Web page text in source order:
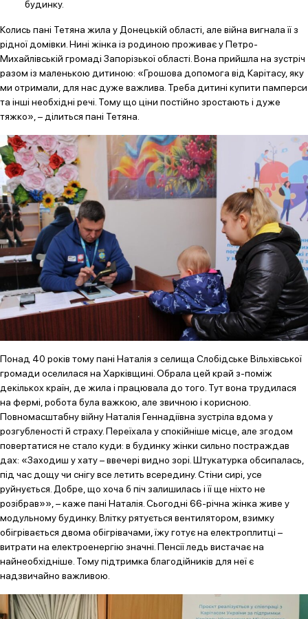
будинку.
Колись пані Тетяна жила у Донецькій області, але війна вигнала її з
рідної домівки. Нині жінка із родиною проживає у Петро-
Михайлівській громаді Запорізької області. Вона прийшла на зустріч
разом із маленькою дитиною: «Грошова допомога від Карітасу, яку
ми отримали, для нас дуже важлива. Треба дитині купити памперси
та інші необхідні речі. Тому що ціни постійно зростають і дуже
тяжко», – ділиться пані Тетяна.
Понад 40 років тому пані Наталія з селища Слобідське Вільхівської
громади оселилася на Харківщині. Обрала цей край з-поміж
декількох країн, де жила і працювала до того. Тут вона трудилася
на фермі, робота була важкою, але звичною і корисною.
Повномасштабну війну Наталія Геннадіївна зустріла вдома у
розгубленості й страху. Переїхала у спокійніше місце, але згодом
повертатися не стало куди: в будинку жінки сильно постраждав
дах: «Заходиш у хату – ввечері видно зорі. Штукатурка обсипалась,
під час дощу чи снігу все летить всередину. Стіни сирі, усе
руйнується. Добре, що хоча б піч залишилась і її ще ніхто не
розібрав»», – каже пані Наталія. Сьогодні 66-річна жінка живе у
модульному будинку. Влітку рятується вентилятором, взимку
обігрівається двома обігрівачами, їжу готує на електроплитці –
витрати на електроенергію значні. Пенсії ледь вистачає на
найнеобхідніше. Тому підтримка благодійників для неї є
надзвичайно важливою.